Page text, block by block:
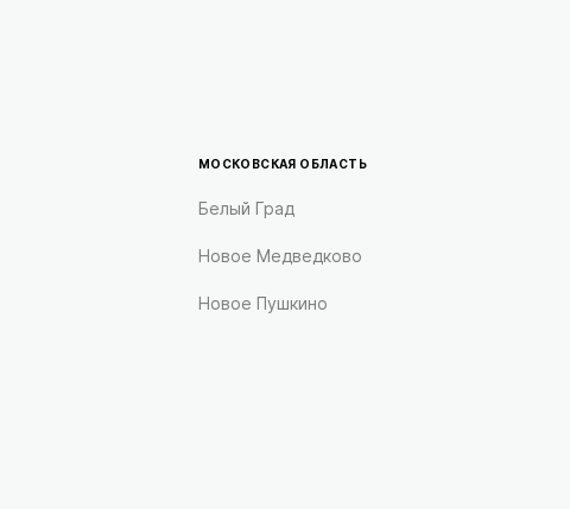
МОСКОВСКАЯ ОБЛАСТЬ
Белый Град
Новое Медведково
Новое Пушкино